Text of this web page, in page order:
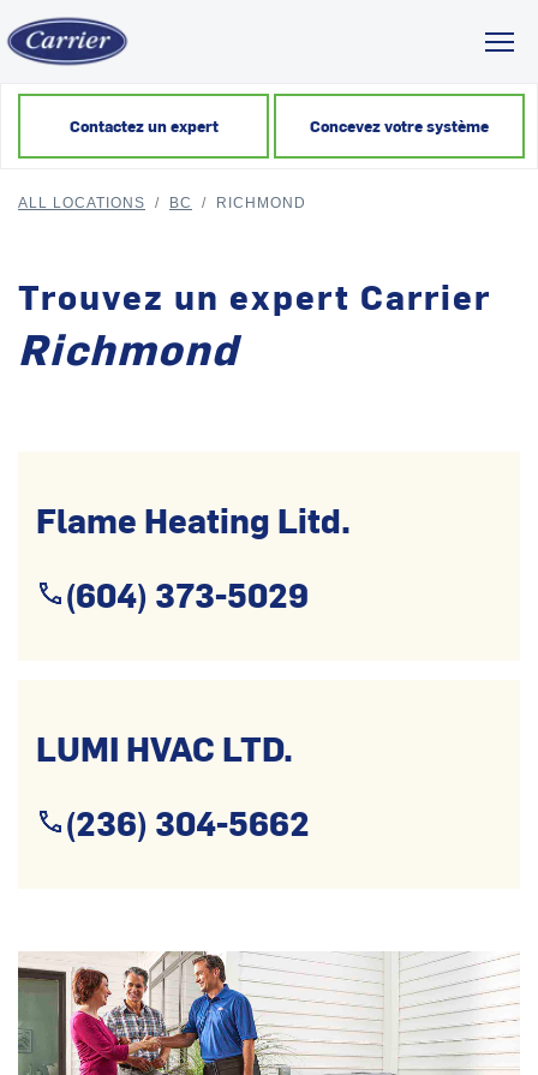
Contactez un expert Concevez votre système
ALL LOCATIONS / BC / RICHMOND
Trouvez un expert Carrier
Richmond
Flame Heating Litd.
(604) 373-5029
LUMI HVAC LTD.
(236) 304-5662